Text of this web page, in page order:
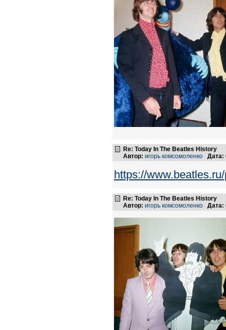
Re: Today In The Beatles History
Автор: игорь комсомоленко Дата:
https://
Re: Today In The Beatles History
Автор: игорь комсомоленко Дата: